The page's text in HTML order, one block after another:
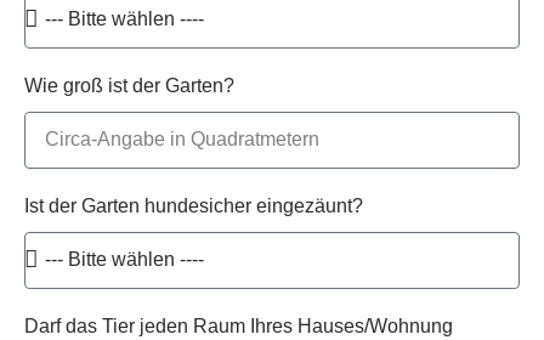
Wie groß ist der Garten?
Ist der Garten hundesicher eingezäunt?
Darf das Tier jeden Raum Ihres Hauses/Wohnung